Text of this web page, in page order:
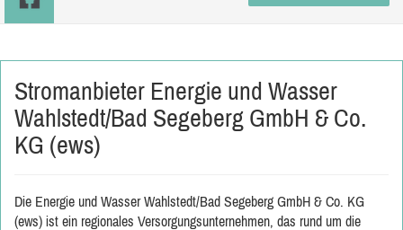
Stromanbieter Energie und Wasser
Wahlstedt/Bad Segeberg GmbH & Co.
KG (ews)
Die Energie und Wasser Wahlstedt/Bad Segeberg GmbH & Co. KG
(ews) ist ein regionales Versorgungsunternehmen, das rund um die